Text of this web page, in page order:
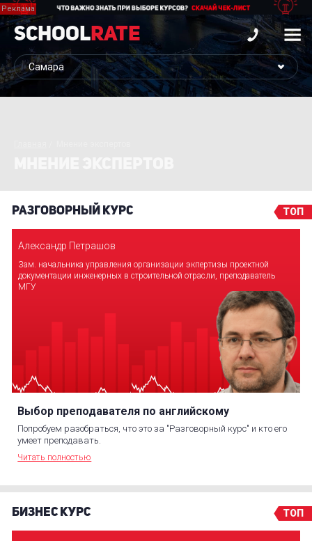
School Rate
РАЗГОВОРНЫЙ КУРС ТОП
Александр Петрашов
Зам. начальника управления организации экпертизы проектной
документации инженерных в строительной отрасли, преподаватель
МГУ
Выбор преподавателя по английскому
Попробуем разобраться, что это за "Разговорный курс" и кто его
умеет преподавать.
Читать полностью
БИЗНЕС КУРС ТОП